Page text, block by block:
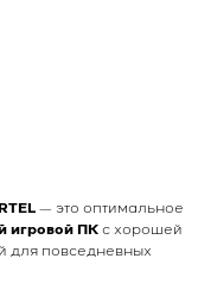
— это оптимальное
игровой ПК с хорошей
для повседневных